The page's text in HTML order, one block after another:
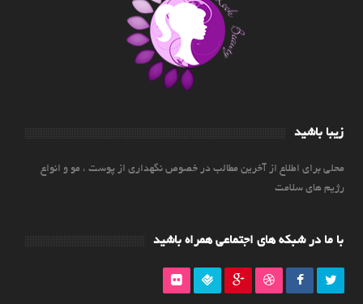
زیبا باشید
محلی برای اطلاع از آخرین مطالب در خصوص نگهداری از پوست ، مو و انواع
رژیم های سلامت
با ما در شبکه های اجتماعی همراه باشید